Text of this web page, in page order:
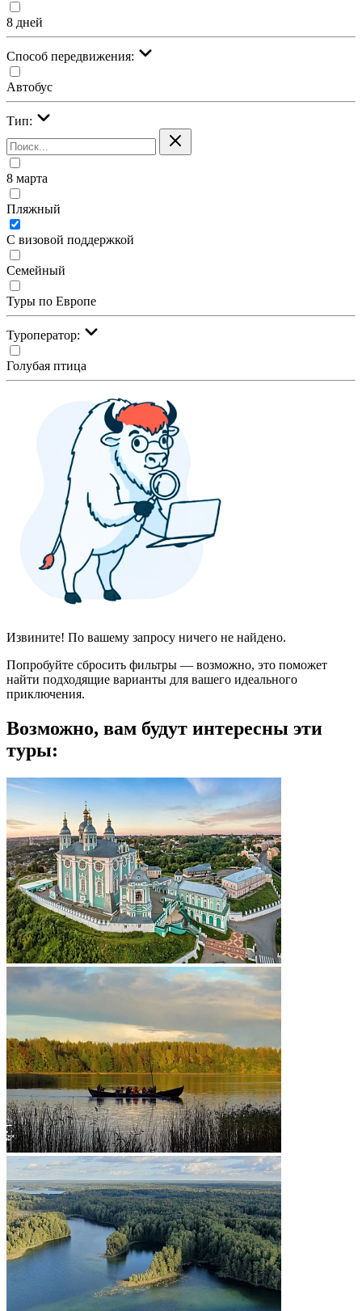
8 дней
Cпособ передвижения:
Автобус
Тип:
8 марта
Пляжный
С визовой поддержкой
Семейный
Туры по Европе
Туроператор:
Голубая птица
Извините! По вашему запросу ничего не найдено.
Попробуйте сбросить фильтры — возможно, это поможет
найти подходящие варианты для вашего идеального
приключения.
Возможно, вам будут интересны эти
туры: